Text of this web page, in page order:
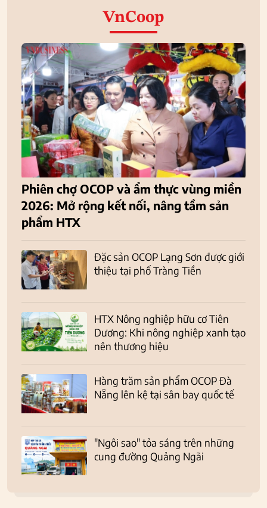
VnCoop
Phiên chợ OCOP và ẩm thực vùng miền
2026: Mở rộng kết nối, nâng tầm sản
phẩm HTX
Đặc sản OCOP Lạng Sơn được giới
thiệu tại phố Tràng Tiền
HTX Nông nghiệp hữu cơ Tiên
Dương: Khi nông nghiệp xanh tạo
nên thương hiệu
Hàng trăm sản phẩm OCOP Đà
Nẵng lên kệ tại sân bay quốc tế
"Ngôi sao" tỏa sáng trên những
cung đường Quảng Ngãi